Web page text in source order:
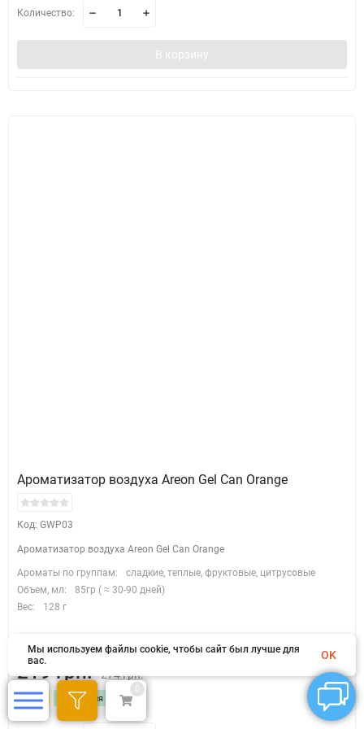
Количество:
В корзину
Ароматизатор воздуха Areon Gel Can Orange
Код: GWP03
Ароматизатор воздуха Areon Gel Can Orange
Ароматы по группам:
сладкие, теплые, фруктовые, цитрусовые
Объем, мл:
85гр ( ≈ 30-90 дней)
Вес:
128 г
219 грн. 274 грн.
- 21% Экономия 55 грн.
0
Мы используем файлы cookie, чтобы сайт был лучше для
вас.
OK